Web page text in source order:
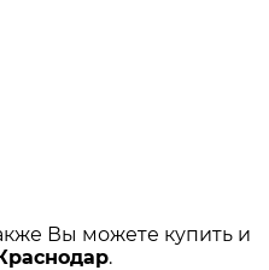
Вы можете купить и
.